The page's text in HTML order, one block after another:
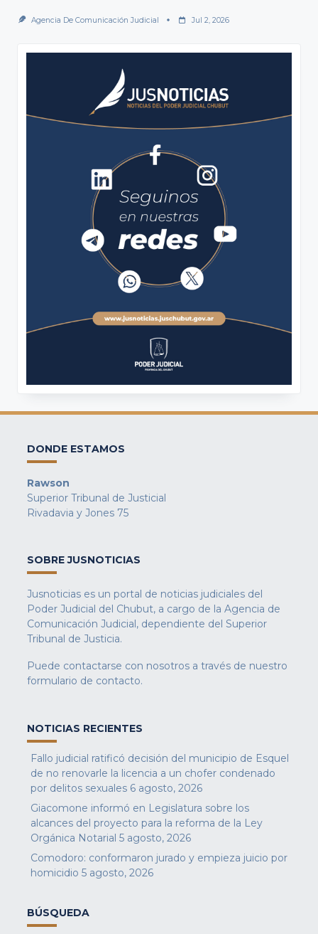
Agencia De Comunicación Judicial Jul 2, 2026
DONDE ESTAMOS
Rawson
Superior Tribunal de Justicial
Rivadavia y Jones 75
SOBRE JUSNOTICIAS
Jusnoticias es un portal de noticias judiciales del
Poder Judicial del Chubut, a cargo de la Agencia de
Comunicación Judicial, dependiente del Superior
Tribunal de Justicia.
Puede contactarse con nosotros a través de nuestro
formulario de contacto.
NOTICIAS RECIENTES
Fallo judicial ratificó decisión del municipio de Esquel
de no renovarle la licencia a un chofer condenado
por delitos sexuales 6 agosto, 2026
Giacomone informó en Legislatura sobre los
alcances del proyecto para la reforma de la Ley
Orgánica Notarial 5 agosto, 2026
Comodoro: conformaron jurado y empieza juicio por
homicidio 5 agosto, 2026
BÚSQUEDA